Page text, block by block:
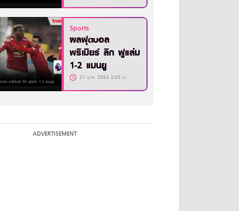
Sports
ผลฟุตบอล
พรีเมียร์ ลีก ฟูแล่ม
1-2 แมนยู
21 ม.ค. 2564 3:00 น.